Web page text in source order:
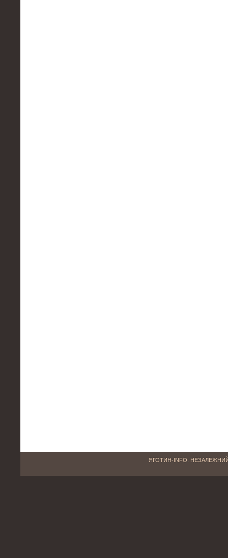
ЯГОТИН-INFO.